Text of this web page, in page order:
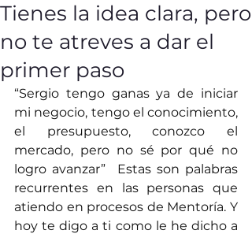
Tienes la idea clara, pero
no te atreves a dar el
primer paso
“Sergio tengo ganas ya de iniciar
mi negocio, tengo el conocimiento,
el presupuesto, conozco el
mercado, pero no sé por qué no
logro avanzar”  Estas son palabras
recurrentes en las personas que
atiendo en procesos de Mentoría. Y
hoy te digo a ti como le he dicho a